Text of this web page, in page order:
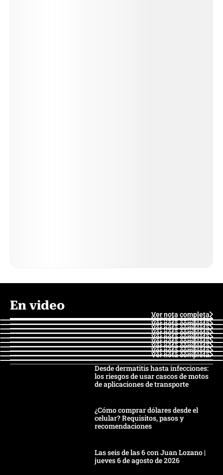
En video
Ver nota completa
Ver nota completa
Ver nota completa
Ver nota completa
Ver nota completa
Ver nota completa
Ver nota completa
Ver nota completa
Ver nota completa
Ver nota completa
Desde dermatitis hasta infecciones:
los riesgos de usar cascos de motos
de aplicaciones de transporte
¿Cómo comprar dólares desde el
celular? Requisitos, pasos y
recomendaciones
Las seis de las 6 con Juan Lozano |
jueves 6 de agosto de 2026